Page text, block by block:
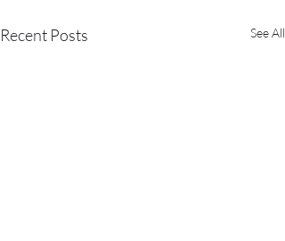
Recent Posts See All